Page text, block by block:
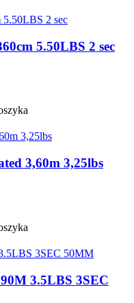
5.50LBS 2 sec
3,60m 3,25lbs
3.5LBS 3SEC